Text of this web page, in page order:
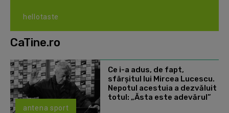
hellotaste
CaTine.ro
antena sport
Ce i-a adus, de fapt,
sfârșitul lui Mircea Lucescu.
Nepotul acestuia a dezvăluit
totul: „Ăsta este adevărul”